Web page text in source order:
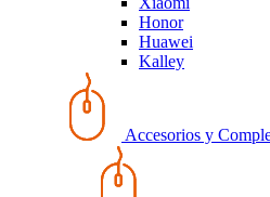
Honor
Huawei
Kalley
Accesorios y